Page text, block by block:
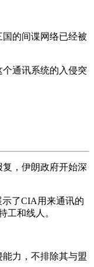
的间谍网络已经被
通讯系统的入侵突
，伊朗政府开始深
了CIA用来通讯的
工和线人。
力，不排除其与盟